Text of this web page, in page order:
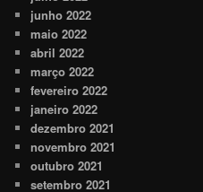
junho 2022
maio 2022
abril 2022
março 2022
fevereiro 2022
janeiro 2022
dezembro 2021
novembro 2021
outubro 2021
setembro 2021